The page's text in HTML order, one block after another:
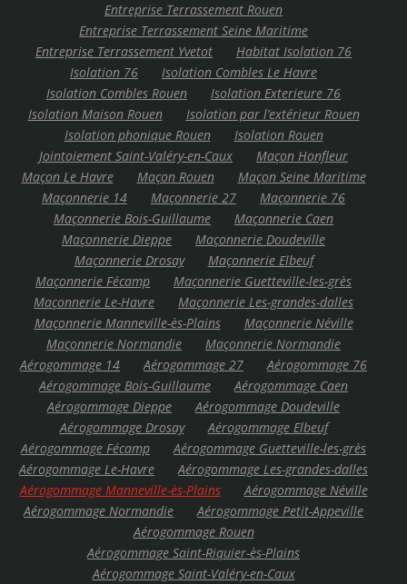
Entreprise Terrassement Rouen
Entreprise Terrassement Seine Maritime
Entreprise Terrassement Yvetot
Habitat Isolation 76
Isolation 76
Isolation Combles Le Havre
Isolation Combles Rouen
Isolation Exterieure 76
Isolation Maison Rouen
Isolation par l’extérieur Rouen
Isolation phonique Rouen
Isolation Rouen
Jointoiement Saint-Valéry-en-Caux
Maçon Honfleur
Maçon Le Havre
Maçon Rouen
Maçon Seine Maritime
Maçonnerie 14
Maçonnerie 27
Maçonnerie 76
Maçonnerie Bois-Guillaume
Maçonnerie Caen
Maçonnerie Dieppe
Maçonnerie Doudeville
Maçonnerie Drosay
Maçonnerie Elbeuf
Maçonnerie Fécamp
Maçonnerie Guetteville-les-grès
Maçonnerie Le-Havre
Maçonnerie Les-grandes-dalles
Maçonnerie Manneville-ès-Plains
Maçonnerie Néville
Maçonnerie Normandie
Maçonnerie Normandie
Aérogommage 14
Aérogommage 27
Aérogommage 76
Aérogommage Bois-Guillaume
Aérogommage Caen
Aérogommage Dieppe
Aérogommage Doudeville
Aérogommage Drosay
Aérogommage Elbeuf
Aérogommage Fécamp
Aérogommage Guetteville-les-grès
Aérogommage Le-Havre
Aérogommage Les-grandes-dalles
Aérogommage Manneville-ès-Plains
Aérogommage Néville
Aérogommage Normandie
Aérogommage Petit-Appeville
Aérogommage Rouen
Aérogommage Saint-Riquier-ès-Plains
Aérogommage Saint-Valéry-en-Caux